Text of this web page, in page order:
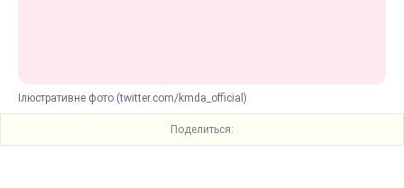
Ілюстративне фото (twitter.com/kmda_official)
Поделиться: